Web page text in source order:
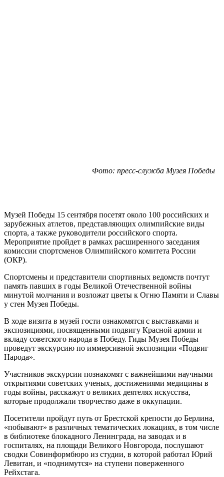
Фото: пресс-служба Музея Победы
Музей Победы 15 сентября посетят около 100 российских и
зарубежных атлетов, представляющих олимпийские виды
спорта, а также руководители российского спорта.
Мероприятие пройдет в рамках расширенного заседания
комиссии спортсменов Олимпийского комитета России
(ОКР).
Спортсмены и представители спортивных ведомств почтут
память павших в годы Великой Отечественной войны
минутой молчания и возложат цветы к Огню Памяти и Славы
у стен Музея Победы.
В ходе визита в музей гости ознакомятся с выставками и
экспозициями, посвященными подвигу Красной армии и
вкладу советского народа в Победу. Гиды Музея Победы
проведут экскурсию по иммерсивной экспозиции «Подвиг
Народа».
Участников экскурсии познакомят с важнейшими научными
открытиями советских ученых, достижениями медицины в
годы войны, расскажут о великих деятелях искусства,
которые продолжали творчество даже в оккупации.
Посетители пройдут путь от Брестской крепости до Берлина,
«побывают» в различных тематических локациях, в том числе
в библиотеке блокадного Ленинграда, на заводах и в
госпиталях, на площади Великого Новгорода, послушают
сводки Совинформбюро из студии, в которой работал Юрий
Левитан, и «поднимутся» на ступени поверженного
Рейхстага.